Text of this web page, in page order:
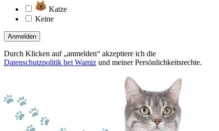
Katze
Keine
Anmelden
Durch Klicken auf „anmelden“ akzeptiere ich die
Datenschutzpolitik bei Wamiz und meiner Persönlichkeitsrechte.